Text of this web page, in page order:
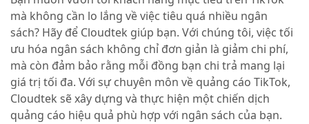
mà không cần lo lắng về việc tiêu quá nhiều ngân
sách? Hãy để Cloudtek giúp bạn. Với chúng tôi, việc tối
ưu hóa ngân sách không chỉ đơn giản là giảm chi phí,
mà còn đảm bảo rằng mỗi đồng bạn chi trả mang lại
giá trị tối đa. Với sự chuyên môn về quảng cáo TikTok,
Cloudtek sẽ xây dựng và thực hiện một chiến dịch
quảng cáo hiệu quả phù hợp với ngân sách của bạn.